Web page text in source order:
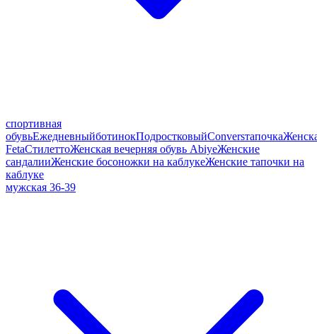
спортивная
обувьЕжедневныйботинокПодростковыйConversтапочка
FetaСтилеттоЖенская вечерняя обувь AbiyeЖенские
сандалииЖенские босоножки на каблукеЖенские тапочки на
каблуке
мужская 36-39